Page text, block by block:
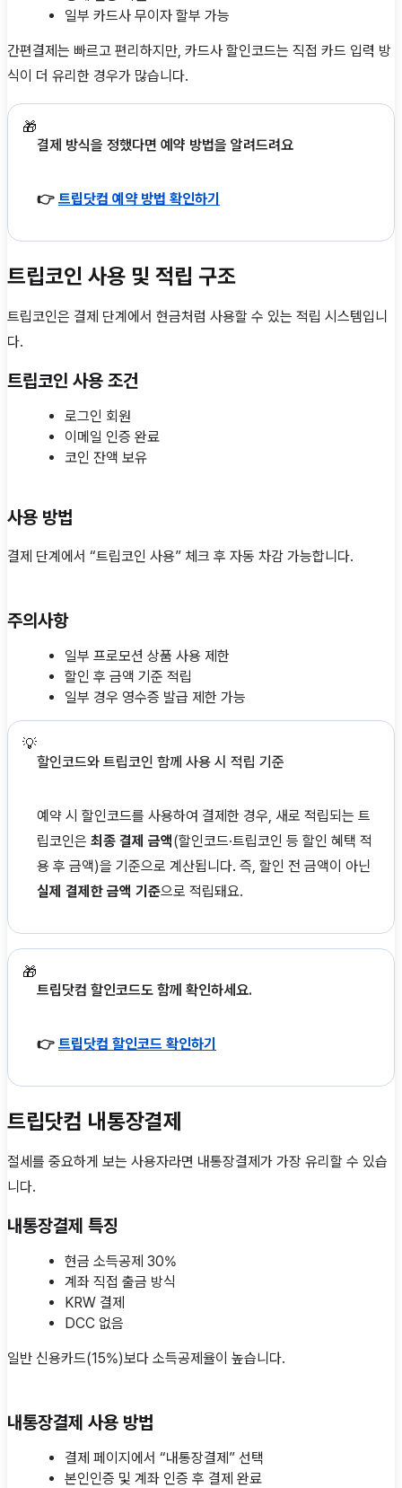
일부 카드사 무이자 할부 가능
간편결제는 빠르고 편리하지만, 카드사 할인코드는 직접 카드 입력 방
식이 더 유리한 경우가 많습니다.
🎁
결제 방식을 정했다면 예약 방법을 알려드려요
👉 트립닷컴 예약 방법 확인하기
트립코인 사용 및 적립 구조
트립코인은 결제 단계에서 현금처럼 사용할 수 있는 적립 시스템입니
다.
트립코인 사용 조건
로그인 회원
이메일 인증 완료
코인 잔액 보유
사용 방법
결제 단계에서 “트립코인 사용” 체크 후 자동 차감 가능합니다.
주의사항
일부 프로모션 상품 사용 제한
할인 후 금액 기준 적립
일부 경우 영수증 발급 제한 가능
💡
할인코드와 트립코인 함께 사용 시 적립 기준
예약 시 할인코드를 사용하여 결제한 경우, 새로 적립되는 트
립코인은 최종 결제 금액(할인코드·트립코인 등 할인 혜택 적
용 후 금액)을 기준으로 계산됩니다. 즉, 할인 전 금액이 아닌
실제 결제한 금액 기준으로 적립돼요.
🎁
트립닷컴 할인코드도 함께 확인하세요.
👉 트립닷컴 할인코드 확인하기
트립닷컴 내통장결제
절세를 중요하게 보는 사용자라면 내통장결제가 가장 유리할 수 있습
니다.
내통장결제 특징
현금 소득공제 30%
계좌 직접 출금 방식
KRW 결제
DCC 없음
일반 신용카드(15%)보다 소득공제율이 높습니다.
내통장결제 사용 방법
결제 페이지에서 “내통장결제” 선택
본인인증 및 계좌 인증 후 결제 완료